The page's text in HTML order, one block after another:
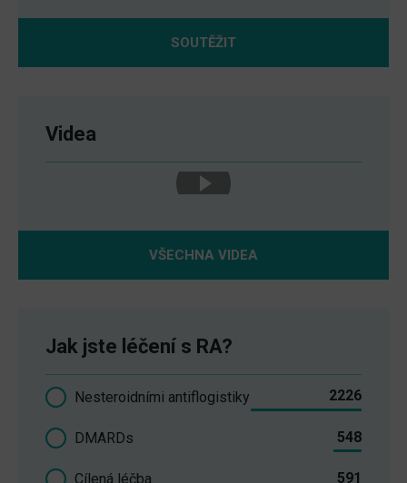
SOUTĚŽIT
Videa
VŠECHNA VIDEA
Jak jste léčení s RA?
Nesteroidními antiflogistiky 2226
DMARDs 548
Cílená léčba 591